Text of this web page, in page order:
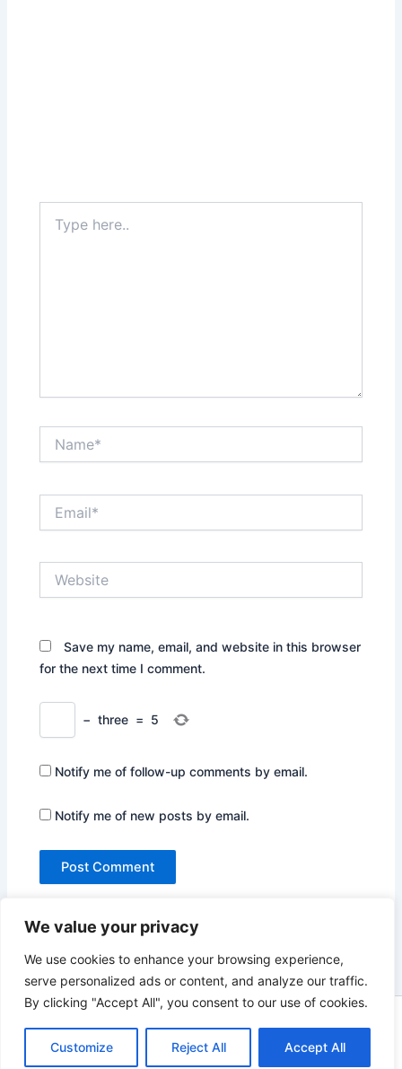
We value your privacy
We use cookies to enhance your browsing experience,
serve personalized ads or content, and analyze our traffic.
By clicking "Accept All", you consent to our use of cookies.
Customize Reject All Accept All
here..
Save my name, email, and website in this browser
for the next time I comment.
− three = 5
Notify me of follow-up comments by email.
Notify me of new posts by email.
Copyright © 2026 Not Only Hollywood | Powered byAstra
WordPress Theme